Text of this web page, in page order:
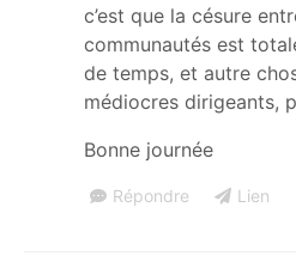
c’est que la césure
communautés est
de temps, et autre
médiocres dirigeants,
Bonne journée
Répondre Lien